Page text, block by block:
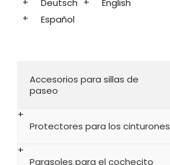
Deutsch
English
Español
Accesorios para sillas de
paseo
Protectores para los cinturones
Parasoles para el cochecito